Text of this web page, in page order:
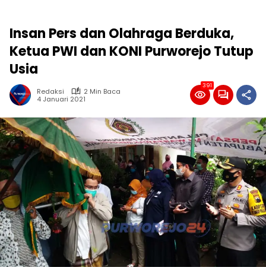
Insan Pers dan Olahraga Berduka,
Ketua PWI dan KONI Purworejo Tutup
Usia
Redaksi
2 Min Baca
4 Januari 2021
391